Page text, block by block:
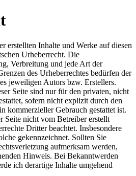
erstellten Inhalte und Werke auf diesen
Urheberrecht. Die
Verbreitung und jede Art der
des Urheberrechtes bedürfen der
jeweiligen Autors bzw. Erstellers.
Seite sind nur für den privaten, nicht
sofern nicht explizit durch den
kommerzieller Gebrauch gestattet ist.
Seite nicht vom Betreiber erstellt
Dritter beachtet. Insbesondere
gekennzeichnet. Sollten Sie
aufmerksam werden,
Hinweis. Bei Bekanntwerden
ich derartige Inhalte umgehend